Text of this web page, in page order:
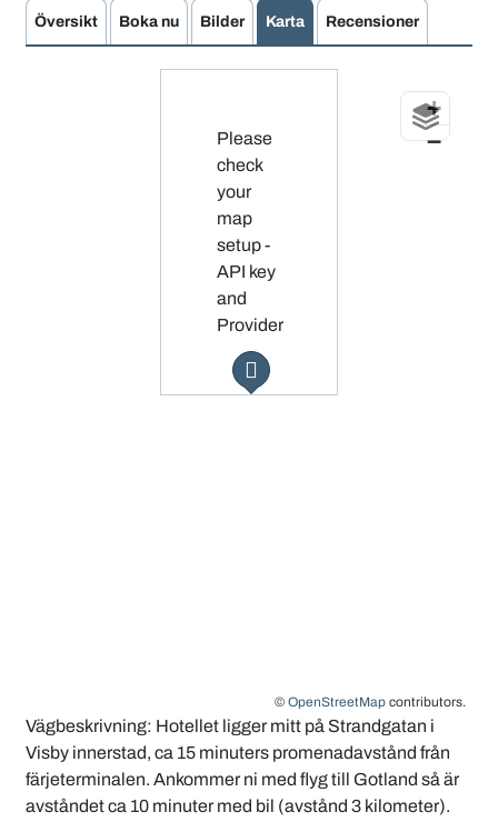
Översikt Boka nu Bilder Karta Recensioner
Please
check
your
map
setup -
API key
and
Provider
© OpenStreetMap contributors.
+
−
Vägbeskrivning: Hotellet ligger mitt på Strandgatan i
Visby innerstad, ca 15 minuters promenadavstånd från
färjeterminalen. Ankommer ni med flyg till Gotland så är
avståndet ca 10 minuter med bil (avstånd 3 kilometer).